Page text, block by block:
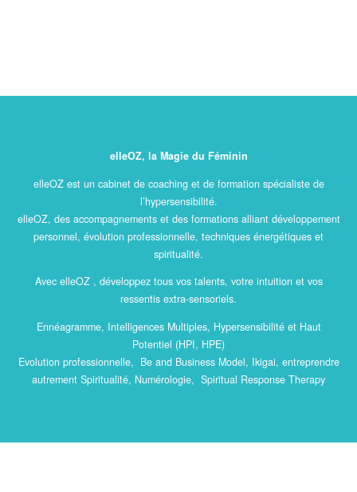
elleOZ, la Magie du Féminin
elleOZ est un cabinet de coaching et de formation spécialiste de
l’hypersensibilité.
elleOZ, des accompagnements et des formations alliant développement
personnel, évolution professionnelle, techniques énergétiques et
spiritualité.
Avec elleOZ , développez tous vos talents, votre intuition et vos
ressentis extra-sensoriels.
Ennéagramme, Intelligences Multiples, Hypersensibilité et Haut
Potentiel (HPI, HPE)
Evolution professionnelle, Be and Business Model, Ikigai, entreprendre
autrement Spiritualité, Numérologie, Spiritual Response Therapy